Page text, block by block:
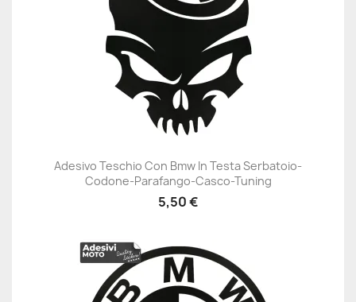
Adesivo Teschio Con Bmw In Testa Serbatoio-
Codone-Parafango-Casco-Tuning
5,50 €